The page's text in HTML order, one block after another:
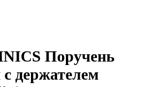
Поручень
держателем